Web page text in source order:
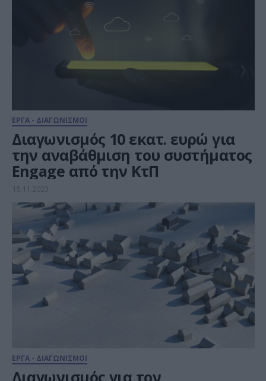
ΕΡΓΑ - ΔΙΑΓΩΝΙΣΜΟΙ
Διαγωνισμός 10 εκατ. ευρώ για
την αναβάθμιση του συστήματος
Engage από την ΚτΠ
15.11.2023
ΕΡΓΑ - ΔΙΑΓΩΝΙΣΜΟΙ